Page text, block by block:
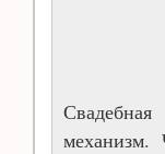
механизм.